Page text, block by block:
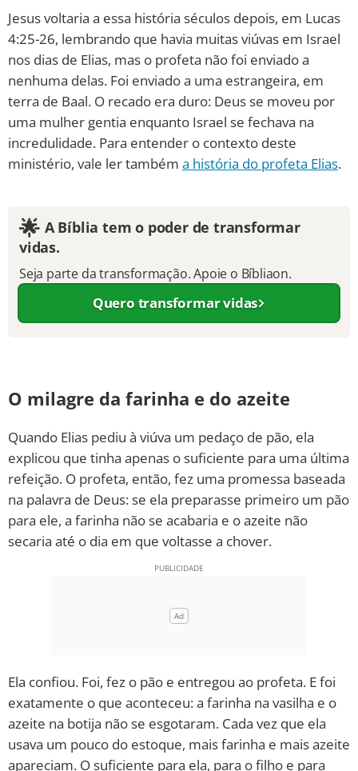
Jesus voltaria a essa história séculos depois, em Lucas
4:25-26, lembrando que havia muitas viúvas em Israel
nos dias de Elias, mas o profeta não foi enviado a
nenhuma delas. Foi enviado a uma estrangeira, em
terra de Baal. O recado era duro: Deus se moveu por
uma mulher gentia enquanto Israel se fechava na
incredulidade. Para entender o contexto deste
ministério, vale ler também a história do profeta Elias.
🌟 A Bíblia tem o poder de transformar
vidas.
Seja parte da transformação. Apoie o Bíbliaon.
Quero transformar vidas
O milagre da farinha e do azeite
Quando Elias pediu à viúva um pedaço de pão, ela
explicou que tinha apenas o suficiente para uma última
refeição. O profeta, então, fez uma promessa baseada
na palavra de Deus: se ela preparasse primeiro um pão
para ele, a farinha não se acabaria e o azeite não
secaria até o dia em que voltasse a chover.
Ela confiou. Foi, fez o pão e entregou ao profeta. E foi
exatamente o que aconteceu: a farinha na vasilha e o
azeite na botija não se esgotaram. Cada vez que ela
usava um pouco do estoque, mais farinha e mais azeite
apareciam. O suficiente para ela, para o filho e para